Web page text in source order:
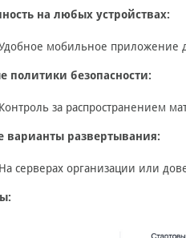
на любых устройствах:
мобильное приложение
политики безопасности:
Контроль за распространением
варианты развертывания:
На серверах организации или